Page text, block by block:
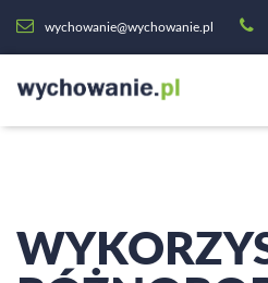
wychowanie@wychowanie.pl